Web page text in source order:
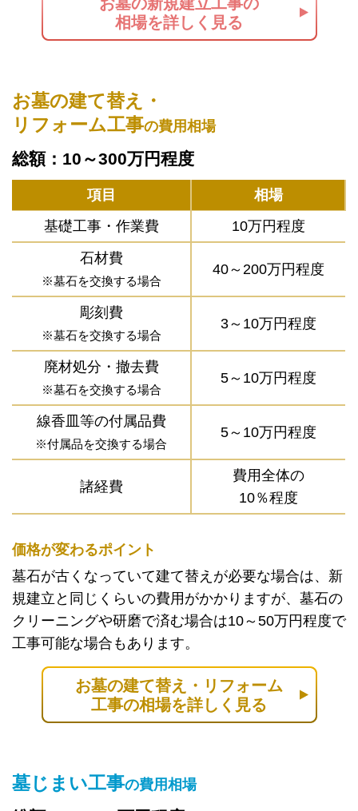
相場を詳しく見る
お墓の建て替え・
リフォーム工事の費用相場
総額：10～300万円程度
項目
相場
基礎工事・作業費
10万円程度
石材費
※墓石を交換する場合
40～200万円程度
彫刻費
※墓石を交換する場合
3～10万円程度
廃材処分・撤去費
※墓石を交換する場合
5～10万円程度
線香皿等の付属品費
※付属品を交換する場合
5～10万円程度
諸経費
費用全体の
10％程度
価格が変わるポイント
墓石が古くなっていて建て替えが必要な場合は、新
規建立と同じくらいの費用がかかりますが、墓石の
クリーニングや研磨で済む場合は10～50万円程度で
工事可能な場合もあります。
お墓の建て替え・リフォーム
工事の相場を詳しく見る
墓じまい工事の費用相場